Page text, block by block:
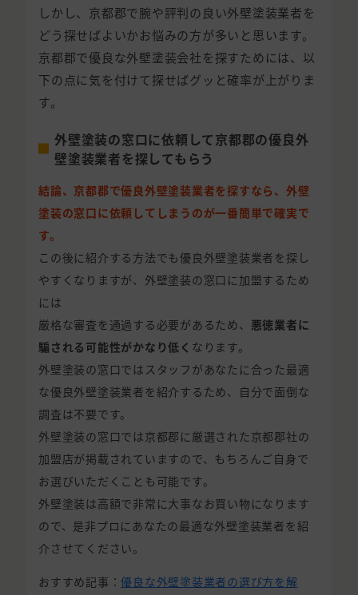
しかし、京都郡で腕や評判の良い外壁塗装業者を
どう探せばよいかお悩みの方が多いと思います。
京都郡で優良な外壁塗装会社を探すためには、以
下の点に気を付けて探せばグッと確率が上がりま
す。
外壁塗装の窓口に依頼して京都郡の優良外
壁塗装業者を探してもらう
結論、京都郡で優良外壁塗装業者を探すなら、外壁
塗装の窓口に依頼してしまうのが一番簡単で確実で
す。
この後に紹介する方法でも優良外壁塗装業者を探し
やすくなりますが、外壁塗装の窓口に加盟するため
には
厳格な審査を通過する必要があるため、 悪徳業者に
騙される可能性がかなり低く なります。
外壁塗装の窓口ではスタッフがあなたに合った最適
な優良外壁塗装業者を紹介するため、自分で面倒な
調査は不要です。
外壁塗装の窓口では京都郡に厳選された京都郡社の
加盟店が掲載されていますので、もちろんご自身で
お選びいただくことも可能です。
外壁塗装は高額で非常に大事なお買い物になります
ので、是非プロにあなたの最適な外壁塗装業者を紹
介させてください。
おすすめ記事：優良な外壁塗装業者の選び方を解